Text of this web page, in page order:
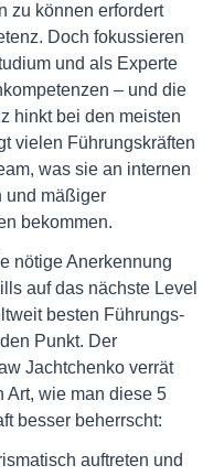
zu können erfordert
Doch fokussieren
und als Experte
– und die
hinkt bei den meisten
vielen Führungskräften
was sie an internen
und mäßiger
bekommen.
nötige Anerkennung
auf das nächste Level
besten Führungs-
Punkt. Der
Jachtchenko verrät
Art, wie man diese 5
besser beherrscht:
auftreten und